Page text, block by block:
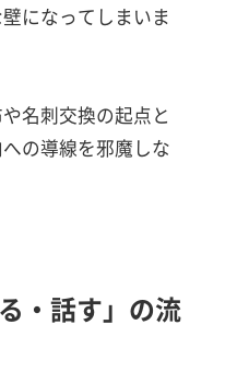
になってしまいま
名刺交換の起点と
の導線を邪魔しな
・話す」の流